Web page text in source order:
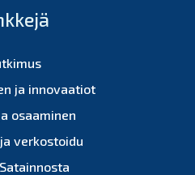
ja innovaatiot
osaaminen
verkostoidu